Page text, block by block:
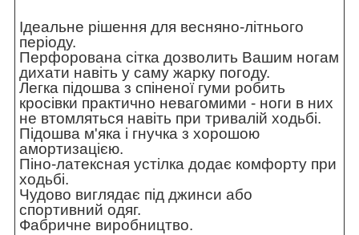
Ідеальне рішення для весняно-літнього
періоду.
Перфорована сітка дозволить Вашим ногам
дихати навіть у саму жарку погоду.
Легка підошва з спіненої гуми робить
кросівки практично невагомими - ноги в них
не втомляться навіть при тривалій ходьбі.
Підошва м'яка і гнучка з хорошою
амортизацією.
Піно-латексная устілка додає комфорту при
ходьбі.
Чудово виглядає під джинси або
спортивний одяг.
Фабричне виробництво.